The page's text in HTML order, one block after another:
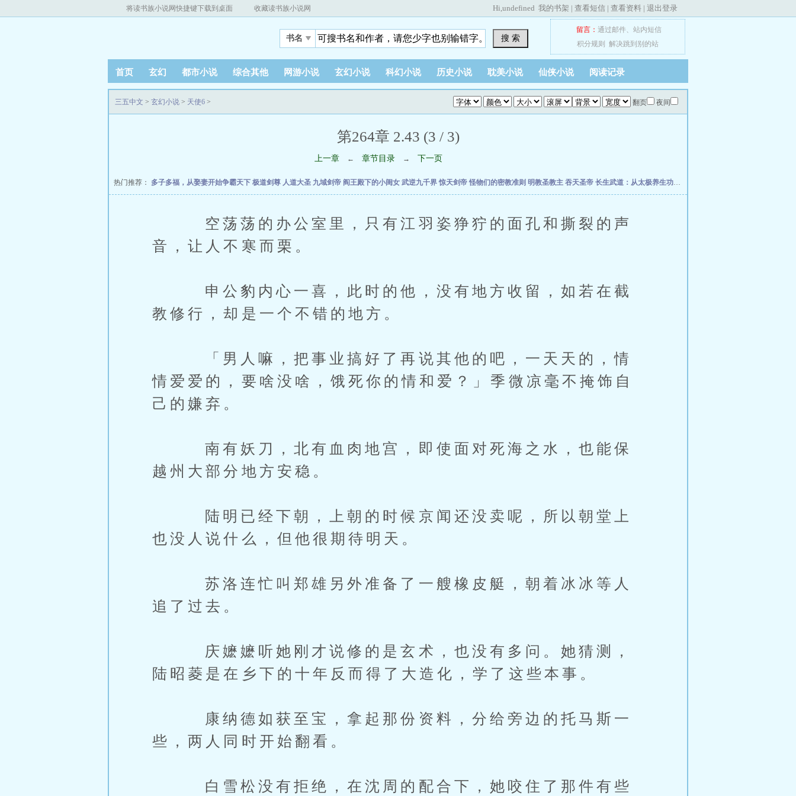
将读书族小说网快捷键下载到桌面 收藏读书族小说网 Hi,undefined 我的书架 | 查看短信 | 查看资料 | 退出登录
书名 搜 索
留言： 通过邮件、 站内短信
积分规则
解决跳到别的站
首页 玄幻 都市小说 综合其他 网游小说 玄幻小说 科幻小说 历史小说 耽美小说 仙侠小说 阅读记录
翻页 夜间
三五中文 > 玄幻小说 > 天使6 >
第264章 2.43 (3 / 3)
上一章 ← 章节目录 → 下一页
热门推荐： 多子多福，从娶妻开始争霸天下 极道剑尊 人道大圣 九域剑帝 阎王殿下的小闺女 武逆九千界惊天剑帝怪物们的密教准则 明教圣教主 吞天圣帝 长生武道：从太极养生功开始
空荡荡的办公室里，只有江羽姿狰狞的面孔和撕裂的声
音，让人不寒而栗。
申公豹内心一喜，此时的他，没有地方收留，如若在截
教修行，却是一个不错的地方。
「男人嘛，把事业搞好了再说其他的吧，一天天的，情
情爱爱的，要啥没啥，饿死你的情和爱？」季微凉毫不掩饰自
己的嫌弃。
南有妖刀，北有血肉地宫，即使面对死海之水，也能保
越州大部分地方安稳。
陆明已经下朝，上朝的时候京闻还没卖呢，所以朝堂上
也没人说什么，但他很期待明天。
苏洛连忙叫郑雄另外准备了一艘橡皮艇，朝着冰冰等人
追了过去。
庆嬷嬷听她刚才说修的是玄术，也没有多问。她猜测，
陆昭菱是在乡下的十年反而得了大造化，学了这些本事。
康纳德如获至宝，拿起那份资料，分给旁边的托马斯一
些，两人同时开始翻看。
白雪松没有拒绝，在沈周的配合下，她咬住了那件有些